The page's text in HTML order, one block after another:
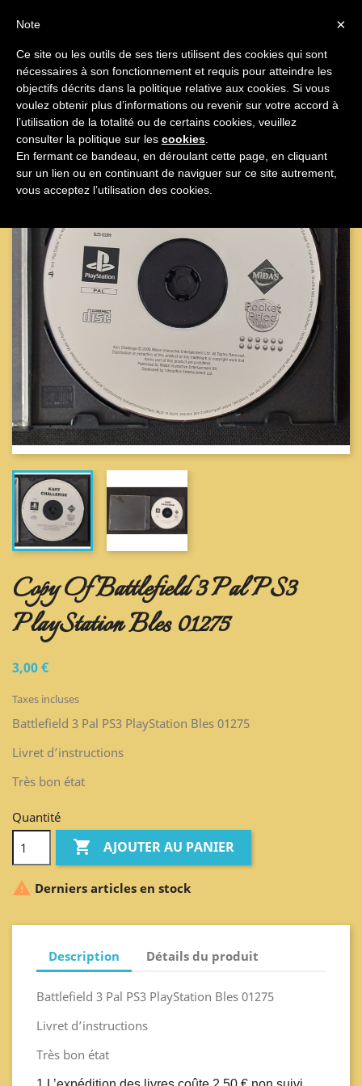


Copy Of Battlefield 3 Pal PS3
PlayStation Bles 01275
3,00 €
Taxes incluses
Battlefield 3 Pal PS3 PlayStation Bles 01275
Livret d’instructions
Très bon état
Quantité
 AJOUTER AU PANIER
 Derniers articles en stock
Description Détails du produit
Battlefield 3 Pal PS3 PlayStation Bles 01275
Livret d’instructions
Très bon état
×
Note
Ce site ou les outils de ses tiers utilisent des cookies qui sont
nécessaires à son fonctionnement et requis pour atteindre les
objectifs décrits dans la politique relative aux cookies. Si vous
voulez obtenir plus d’informations ou revenir sur votre accord à
l’utilisation de la totalité ou de certains cookies, veuillez
consulter la politique sur les cookies
En fermant ce bandeau, en déroulant cette page, en cliquant
sur un lien ou en continuant de naviguer sur ce site autrement,
vous acceptez l’utilisation des cookies.